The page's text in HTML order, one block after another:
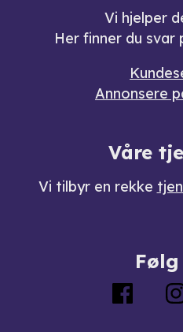
Vi hjelper
Her finner du svar
Annonsere
Våre
Vi tilbyr en rekke
Følg